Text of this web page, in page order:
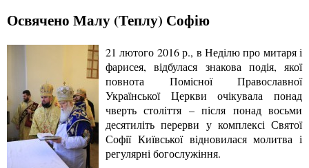
Освячено Малу (Теплу) Софію
21 лютого 2016 р., в Неділю про митаря і
фарисея, відбулася знакова подія, якої
повнота Помісної Православної
Української Церкви очікувала понад
чверть століття – після понад восьми
десятиліть перерви у комплексі Святої
Софії Київської відновилася молитва і
регулярні богослужіння.